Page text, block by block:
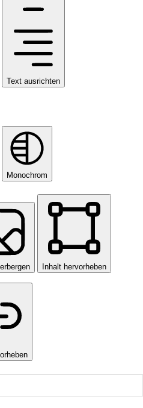
Text ausrichten
Monochrom
Inhalt hervorheben